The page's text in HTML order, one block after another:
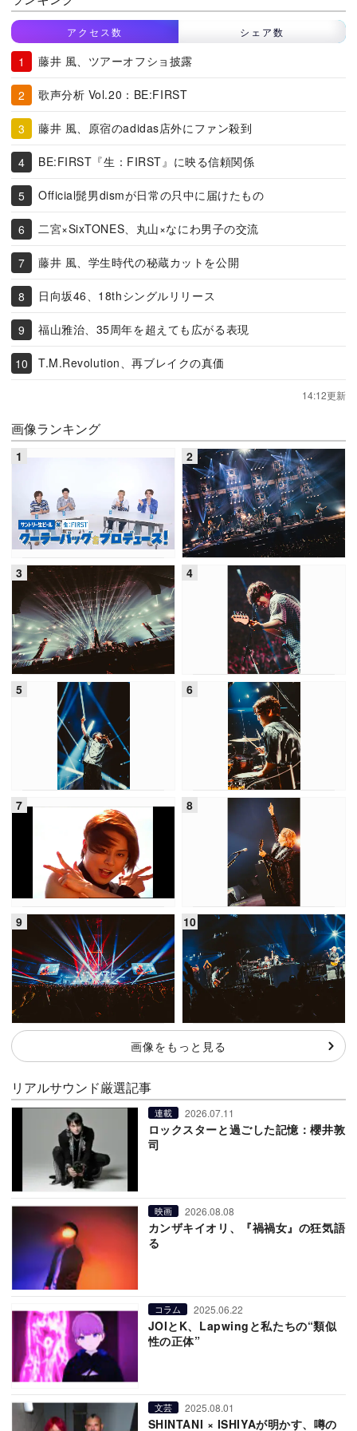
アクセス数 シェア数
藤井 風、ツアーオフショ披露
歌声分析 Vol.20：BE:FIRST
藤井 風、原宿のadidas店外にファン殺到
BE:FIRST『生：FIRST』に映る信頼関係
Official髭男dismが日常の只中に届けたもの
二宮×SixTONES、丸山×なにわ男子の交流
藤井 風、学生時代の秘蔵カットを公開
日向坂46、18thシングルリリース
福山雅治、35周年を超えても広がる表現
T.M.Revolution、再ブレイクの真価
14:12更新
画像ランキング
画像をもっと見る
リアルサウンド厳選記事
連載 2026.07.11
ロックスターと過ごした記憶：櫻井敦
司
映画 2026.08.08
カンザキイオリ、『禍禍女』の狂気語
る
コラム 2025.06.22
JOIとK、Lapwingと私たちの“類似
性の正体”
文芸 2025.08.01
SHINTANI × ISHIYAが明かす、噂の